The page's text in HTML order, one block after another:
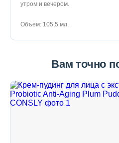
утром и вечером.
Объем: 105,5 мл.
Вам точно